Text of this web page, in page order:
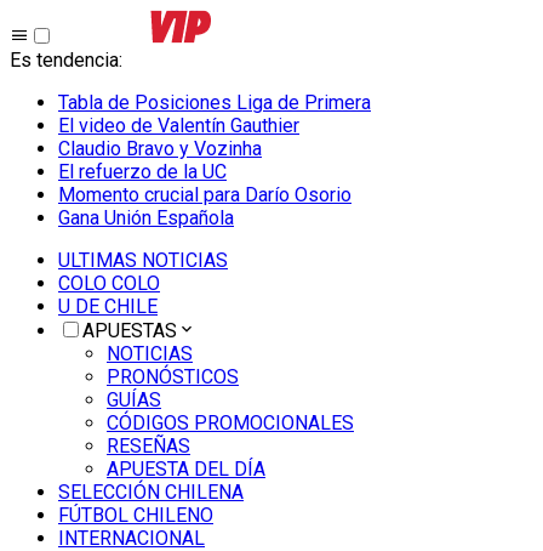
Es tendencia:
Tabla de Posiciones Liga de Primera
El video de Valentín Gauthier
Claudio Bravo y Vozinha
El refuerzo de la UC
Momento crucial para Darío Osorio
Gana Unión Española
ULTIMAS NOTICIAS
COLO COLO
U DE CHILE
APUESTAS
NOTICIAS
PRONÓSTICOS
GUÍAS
CÓDIGOS PROMOCIONALES
RESEÑAS
APUESTA DEL DÍA
SELECCIÓN CHILENA
FÚTBOL CHILENO
INTERNACIONAL